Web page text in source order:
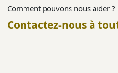
Comment pouvons nous aider ?
Contactez-nous à